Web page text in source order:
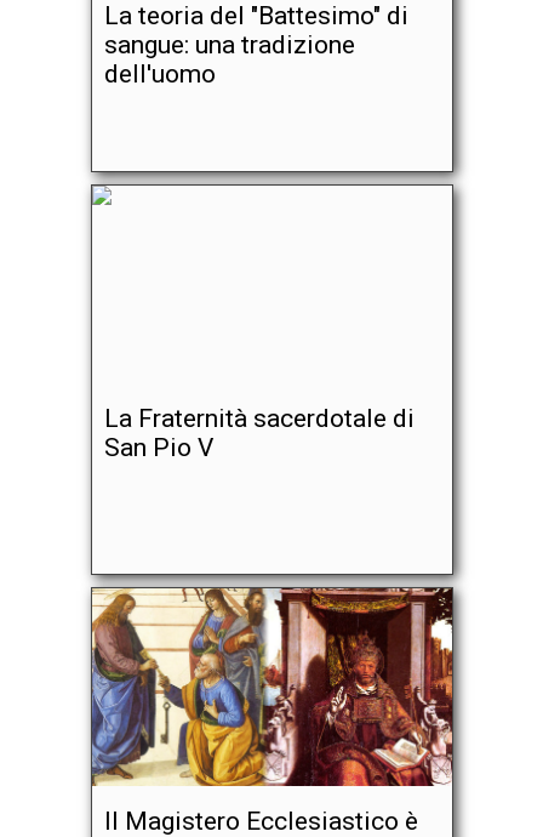
La teoria del "Battesimo" di
sangue: una tradizione
dell'uomo
La Fraternità sacerdotale di
San Pio V
Il Magistero Ecclesiastico è